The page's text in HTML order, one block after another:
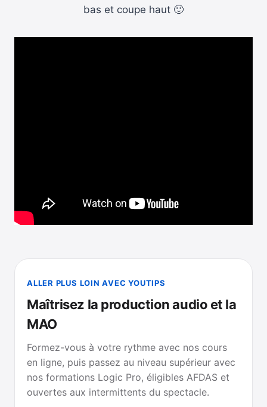
bas et coupe haut 🙂
ALLER PLUS LOIN AVEC YOUTIPS
Maîtrisez la production audio et la
MAO
Formez-vous à votre rythme avec nos cours
en ligne, puis passez au niveau supérieur avec
nos formations Logic Pro, éligibles AFDAS et
ouvertes aux intermittents du spectacle.